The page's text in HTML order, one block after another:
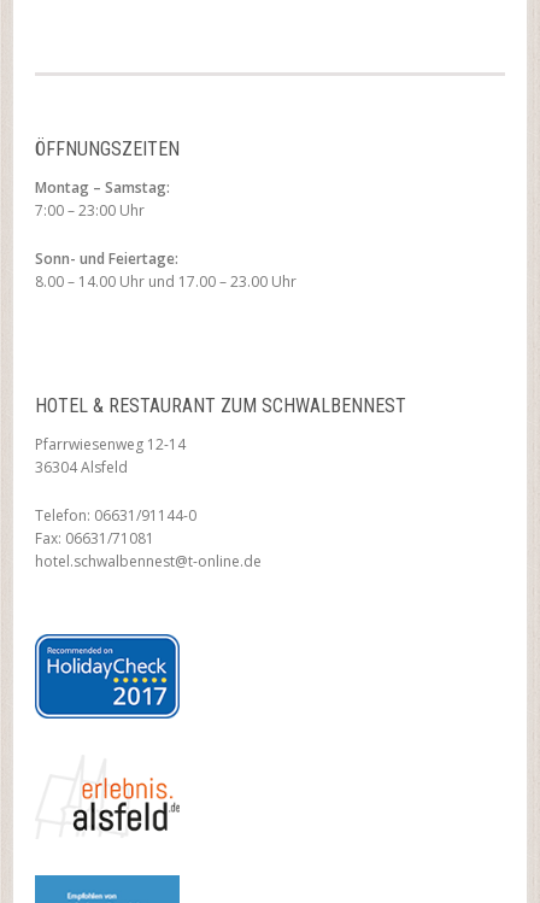
ÖFFNUNGSZEITEN
Montag – Samstag:
7:00 – 23:00 Uhr
Sonn- und Feiertage:
8.00 – 14.00 Uhr und 17.00 – 23.00 Uhr
HOTEL & RESTAURANT ZUM SCHWALBENNEST
Pfarrwiesenweg 12-14
36304 Alsfeld
Telefon: 06631/91144-0
Fax: 06631/71081
hotel.schwalbennest@t-online.de